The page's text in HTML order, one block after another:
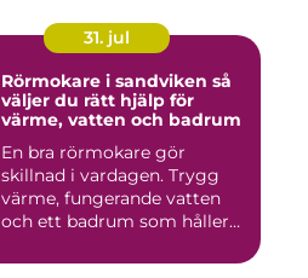
31. jul
Rörmokare i sandviken så
väljer du rätt hjälp för
värme, vatten och badrum
En bra rörmokare gör
skillnad i vardagen. Trygg
värme, fungerande vatten
och ett badrum som håller